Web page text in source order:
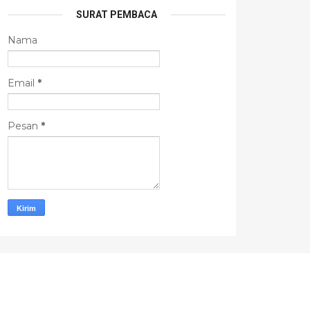
SURAT PEMBACA
Nama
Email *
Pesan *